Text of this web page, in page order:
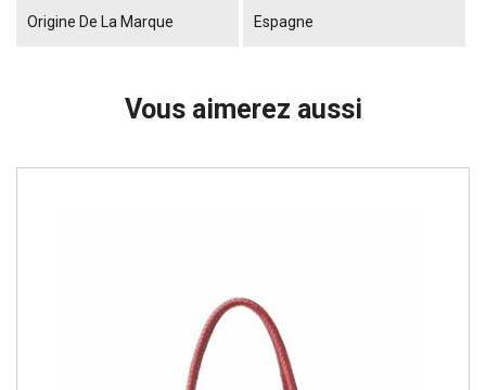
Origine De La Marque Espagne
Vous aimerez aussi